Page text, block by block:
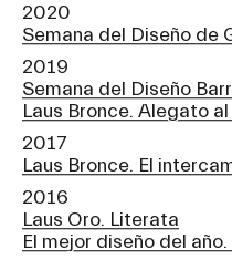
2020
Semana del Diseño de
2019
Semana del Diseño
Laus Bronce. Alegato
2017
Laus Bronce. El
2016
Laus Oro. Literata
El mejor diseño del